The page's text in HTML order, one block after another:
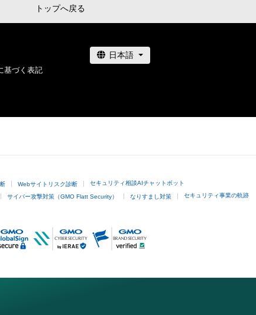
め、本アイテムを保有していたとしても、本コンテンツにかかる知的
用行為、知的財産権を侵害するおそれのある行為（改変、公開、配布、
パイルを含みますが、これに限定されません。）を行うことはできま
ンテンツについては、この注意事項のほか、公序良俗や法令に反する
トップへ戻る
基づく表記
Webサイトリスク診断 セキュリティ相談AIチャットボット
サイバー攻撃対策（GMO Flatt Security） なりすまし対策 セキュリティ事業の軌跡